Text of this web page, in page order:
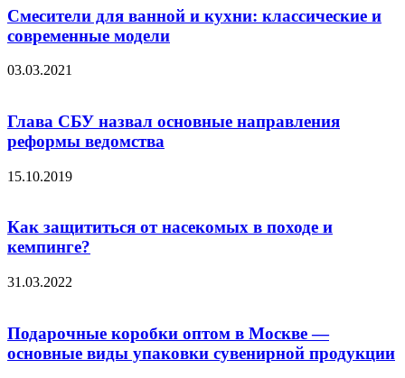
Смесители для ванной и кухни: классические и
современные модели
03.03.2021
Глава СБУ назвал основные направления
реформы ведомства
15.10.2019
Как защититься от насекомых в походе и
кемпинге?
31.03.2022
Подарочные коробки оптом в Москве —
основные виды упаковки сувенирной продукции